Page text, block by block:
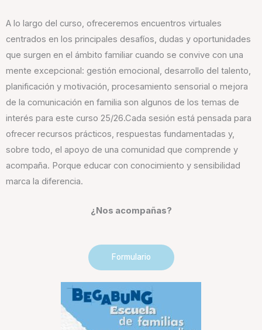
A lo largo del curso, ofreceremos encuentros virtuales
centrados en los principales desafíos, dudas y oportunidades
que surgen en el ámbito familiar cuando se convive con una
mente excepcional: gestión emocional, desarrollo del talento,
planificación y motivación, procesamiento sensorial o mejora
de la comunicación en familia son algunos de los temas de
interés para este curso 25/26.Cada sesión está pensada para
ofrecer recursos prácticos, respuestas fundamentadas y,
sobre todo, el apoyo de una comunidad que comprende y
acompaña. Porque educar con conocimiento y sensibilidad
marca la diferencia.
¿Nos acompañas?
Formulario